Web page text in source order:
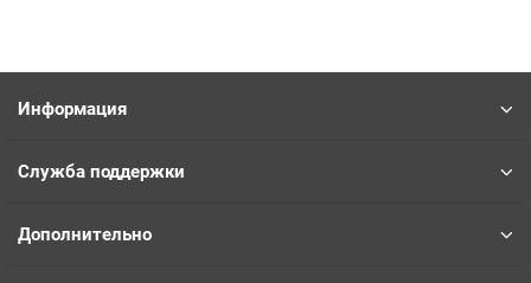
Информация
Служба поддержки
Дополнительно